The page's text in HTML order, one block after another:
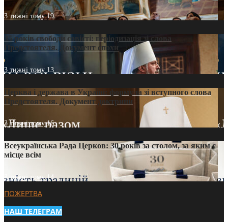
3 тижні тому19
35 років свободи совісті: періодизація зі слова
Предстоятеля. Документ епохи
3 тижні тому 13
Церква і держава в Україні: формула зі вступного слова
Предстоятеля. Документ доктрини
3 тижні тому16
Всеукраїнська Рада Церков: 30 років за столом, за яким є
місце всім
3 тижні тому14
ПОЖЕРТВА
НАШ ТЕЛЕГРАМ